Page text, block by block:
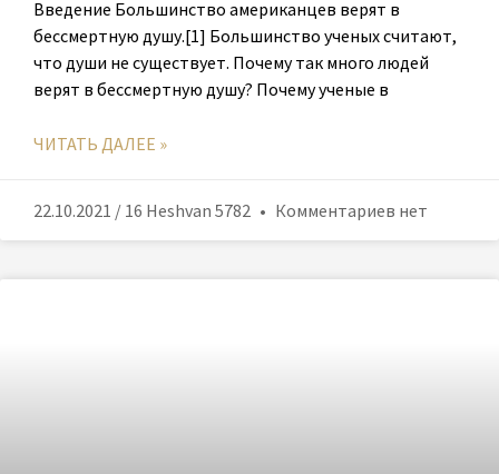
Введение Большинство американцев верят в
бессмертную душу.[1] Большинство ученых считают,
что души не существует. Почему так много людей
верят в бессмертную душу? Почему ученые в
ЧИТАТЬ ДАЛЕЕ »
22.10.2021 / 16 Heshvan 5782 Комментариев нет